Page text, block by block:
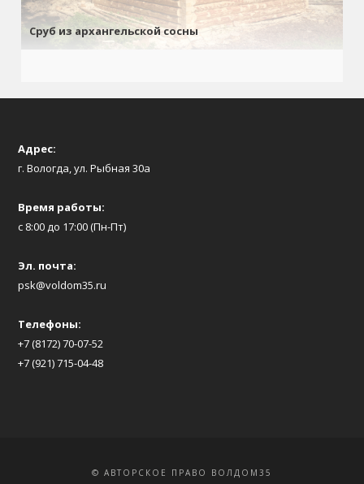
Сруб из архангельской сосны
Адрес:
г. Вологда, ул. Рыбная 30а
Время работы:
с 8:00 до 17:00 (Пн-Пт)
Эл. почта:
psk@voldom35.ru
Телефоны:
+7 (8172) 70-07-52
+7 (921) 715-04-48
© АВТОРСКОЕ ПРАВО ВОЛДОМ35